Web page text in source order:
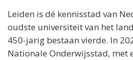
Leiden is dé kennisstad van
oudste universiteit van het
450-jarig bestaan vierde. In
Nationale Onderwijsstad, met